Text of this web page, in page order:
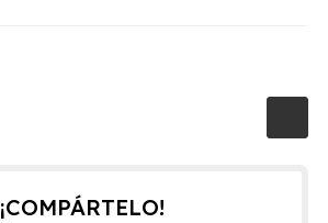
¡COMPÁRTELO!